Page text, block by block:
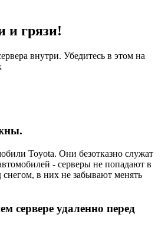
и грязи!
внутри. Убедитесь в этом на
Toyota. Они безотказно служат
- серверы не попадают в
в них не забывают менять
сервере удаленно перед